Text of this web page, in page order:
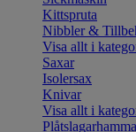
Kittspruta
Nibbler &
Visa allt i
Saxar
Isolersax
Knivar
Visa allt i